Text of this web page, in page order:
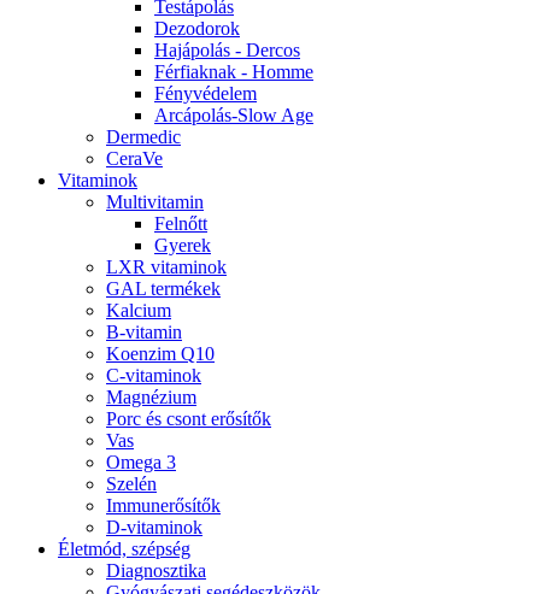
Testápolás
Dezodorok
Hajápolás - Dercos
Férfiaknak - Homme
Fényvédelem
Arcápolás-Slow Age
Dermedic
CeraVe
Vitaminok
Multivitamin
Felnőtt
Gyerek
LXR vitaminok
GAL termékek
Kalcium
B-vitamin
Koenzim Q10
C-vitaminok
Magnézium
Porc és csont erősítők
Vas
Omega 3
Szelén
Immunerősítők
D-vitaminok
Életmód, szépség
Diagnosztika